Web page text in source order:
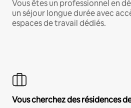
Vous êtes un professionnel en
un séjour longue durée avec
espaces de travail dédiés.
Vous cherchez des résidences